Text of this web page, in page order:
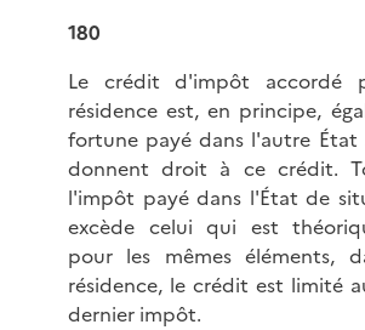
180
Le crédit d'impôt accordé
résidence est, en principe,
fortune payé dans l'autre État
donnent droit à ce crédit.
l'impôt payé dans l'État de
excède celui qui est
pour les mêmes éléments,
résidence, le crédit est limité
dernier impôt.